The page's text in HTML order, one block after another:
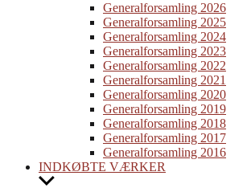
menu
Generalforsamling 2026
Generalforsamling 2025
Generalforsamling 2024
Generalforsamling 2023
Generalforsamling 2022
Generalforsamling 2021
Generalforsamling 2020
Generalforsamling 2019
Generalforsamling 2018
Generalforsamling 2017
Generalforsamling 2016
INDKØBTE VÆRKER
Show